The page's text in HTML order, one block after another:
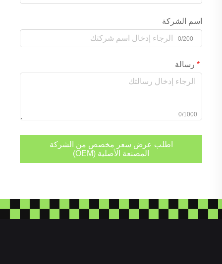
اسم الشركة
0/200
رسالة
0/1000
اطلب عرض سعر مخصص من الشركة
المصنعة الأصلية (OEM)